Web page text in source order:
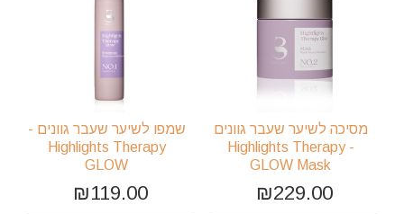
מסיכה לשיער שעבר גוונים
- Highlights Therapy
GLOW Mask
₪229.00
שמפו לשיער שעבר גוונים -
Highlights Therapy
GLOW
₪119.00